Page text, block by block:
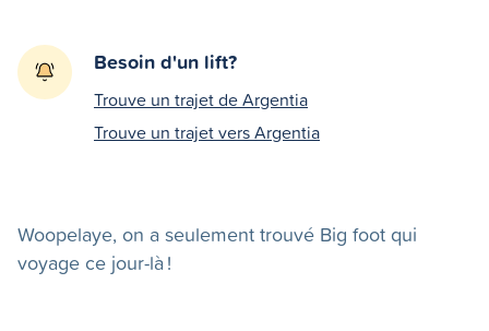
Besoin d'un lift?
Trouve un trajet de Argentia
Trouve un trajet vers Argentia
Woopelaye, on a seulement trouvé Big foot qui
voyage ce jour-là !